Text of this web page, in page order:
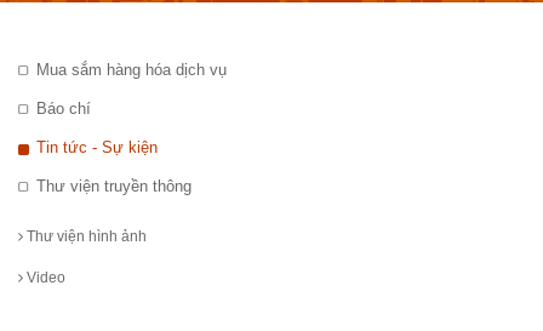
Mua sắm hàng hóa dịch vụ
Báo chí
Tin tức - Sự kiện
Thư viện truyền thông
Thư viện hình ảnh
Video